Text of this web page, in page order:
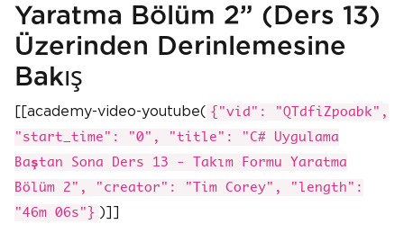
Yaratma Bölüm 2” (Ders 13)
Üzerinden Derinlemesine
Bakış
[[academy-video-youtube( {"vid": "QTdfiZpoabk",
"start_time": "0", "title": "C# Uygulama
Baştan Sona Ders 13 - Takım Formu Yaratma
Bölüm 2", "creator": "Tim Corey", "length":
"46m 06s"} )]]